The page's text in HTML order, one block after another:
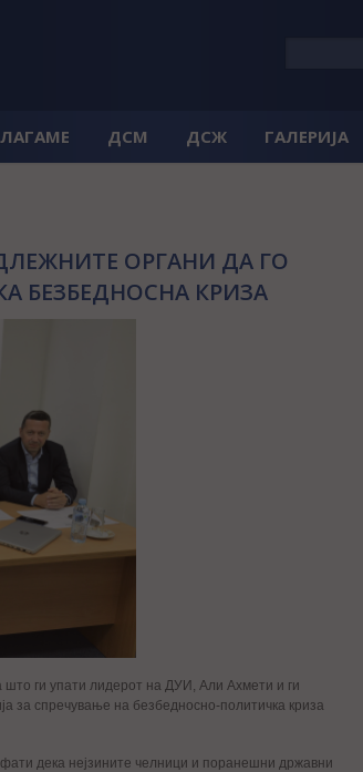
ДСМ ДСЖ ГАЛЕРИЈА
ОРГАНИ ДА ГО
БЕЗБЕДНОСНА КРИЗА
што ги упати лидерот на ДУИ, Али Ахмети и ги
за спречување на безбедносно-политичка криза
дека нејзините челници и поранешни државни